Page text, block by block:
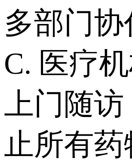
多部门协
C. 医疗
上门随访
止所有药